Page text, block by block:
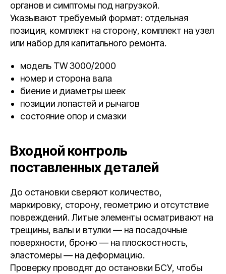
органов и симптомы под нагрузкой.
Указывают требуемый формат: отдельная
позиция, комплект на сторону, комплект на узел
или набор для капитального ремонта.
модель TW 3000/2000
номер и сторона вала
биение и диаметры шеек
позиции лопастей и рычагов
состояние опор и смазки
Входной контроль
поставленных деталей
До остановки сверяют количество,
маркировку, сторону, геометрию и отсутствие
повреждений. Литые элементы осматривают на
трещины, валы и втулки — на посадочные
поверхности, броню — на плоскостность,
эластомеры — на деформацию.
Проверку проводят до остановки БСУ, чтобы